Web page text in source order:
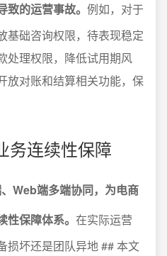
的运营事故。 例如，对于
基础咨询权限，待表现稳定
处理权限，降低试用期风
放对账和结算相关功能，保
务连续性保障
Web端多端协同，为电商
保障体系。 在实际运营
损坏还是团队异地 ## 本文